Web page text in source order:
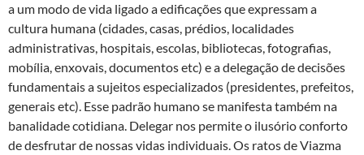
a um modo de vida ligado a edificações que expressam a
cultura humana (cidades, casas, prédios, localidades
administrativas, hospitais, escolas, bibliotecas, fotografias,
mobília, enxovais, documentos etc) e a delegação de decisões
fundamentais a sujeitos especializados (presidentes, prefeitos,
generais etc). Esse padrão humano se manifesta também na
banalidade cotidiana. Delegar nos permite o ilusório conforto
de desfrutar de nossas vidas individuais. Os ratos de Viazma